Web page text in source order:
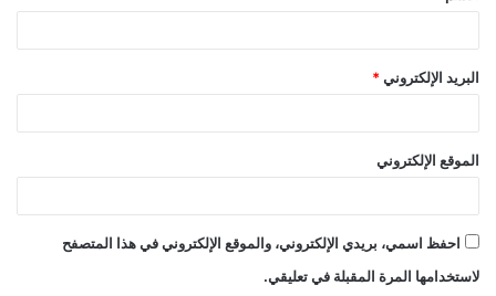
البريد الإلكتروني *
الموقع الإلكتروني
احفظ اسمي، بريدي الإلكتروني، والموقع الإلكتروني في هذا المتصفح
لاستخدامها المرة المقبلة في تعليقي.